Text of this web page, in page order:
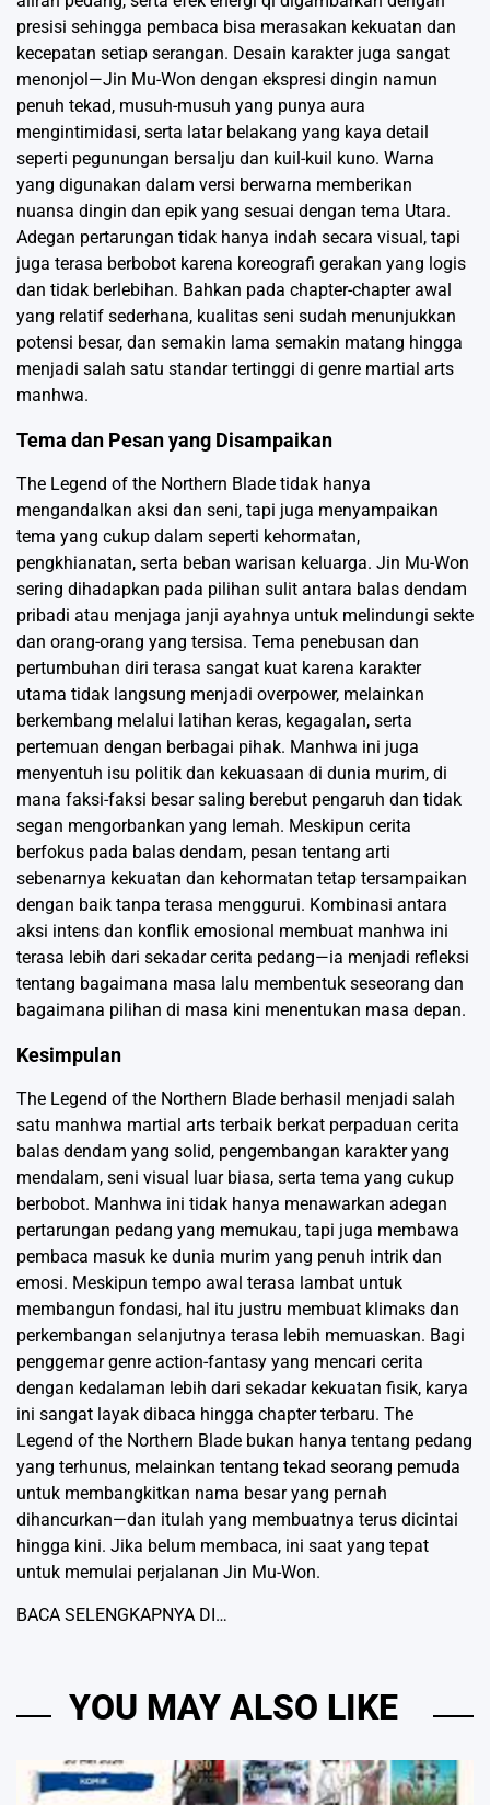
presisi sehingga pembaca bisa merasakan kekuatan dan
kecepatan setiap serangan. Desain karakter juga sangat
menonjol—Jin Mu-Won dengan ekspresi dingin namun
penuh tekad, musuh-musuh yang punya aura
mengintimidasi, serta latar belakang yang kaya detail
seperti pegunungan bersalju dan kuil-kuil kuno. Warna
yang digunakan dalam versi berwarna memberikan
nuansa dingin dan epik yang sesuai dengan tema Utara.
Adegan pertarungan tidak hanya indah secara visual, tapi
juga terasa berbobot karena koreografi gerakan yang logis
dan tidak berlebihan. Bahkan pada chapter-chapter awal
yang relatif sederhana, kualitas seni sudah menunjukkan
potensi besar, dan semakin lama semakin matang hingga
menjadi salah satu standar tertinggi di genre martial arts
manhwa.
Tema dan Pesan yang Disampaikan
The Legend of the Northern Blade tidak hanya
mengandalkan aksi dan seni, tapi juga menyampaikan
tema yang cukup dalam seperti kehormatan,
pengkhianatan, serta beban warisan keluarga. Jin Mu-Won
sering dihadapkan pada pilihan sulit antara balas dendam
pribadi atau menjaga janji ayahnya untuk melindungi sekte
dan orang-orang yang tersisa. Tema penebusan dan
pertumbuhan diri terasa sangat kuat karena karakter
utama tidak langsung menjadi overpower, melainkan
berkembang melalui latihan keras, kegagalan, serta
pertemuan dengan berbagai pihak. Manhwa ini juga
menyentuh isu politik dan kekuasaan di dunia murim, di
mana faksi-faksi besar saling berebut pengaruh dan tidak
segan mengorbankan yang lemah. Meskipun cerita
berfokus pada balas dendam, pesan tentang arti
sebenarnya kekuatan dan kehormatan tetap tersampaikan
dengan baik tanpa terasa menggurui. Kombinasi antara
aksi intens dan konflik emosional membuat manhwa ini
terasa lebih dari sekadar cerita pedang—ia menjadi refleksi
tentang bagaimana masa lalu membentuk seseorang dan
bagaimana pilihan di masa kini menentukan masa depan.
Kesimpulan
The Legend of the Northern Blade berhasil menjadi salah
satu manhwa martial arts terbaik berkat perpaduan cerita
balas dendam yang solid, pengembangan karakter yang
mendalam, seni visual luar biasa, serta tema yang cukup
berbobot. Manhwa ini tidak hanya menawarkan adegan
pertarungan pedang yang memukau, tapi juga membawa
pembaca masuk ke dunia murim yang penuh intrik dan
emosi. Meskipun tempo awal terasa lambat untuk
membangun fondasi, hal itu justru membuat klimaks dan
perkembangan selanjutnya terasa lebih memuaskan. Bagi
penggemar genre action-fantasy yang mencari cerita
dengan kedalaman lebih dari sekadar kekuatan fisik, karya
ini sangat layak dibaca hingga chapter terbaru. The
Legend of the Northern Blade bukan hanya tentang pedang
yang terhunus, melainkan tentang tekad seorang pemuda
untuk membangkitkan nama besar yang pernah
dihancurkan—dan itulah yang membuatnya terus dicintai
hingga kini. Jika belum membaca, ini saat yang tepat
untuk memulai perjalanan Jin Mu-Won.
BACA SELENGKAPNYA DI…
YOU MAY ALSO LIKE